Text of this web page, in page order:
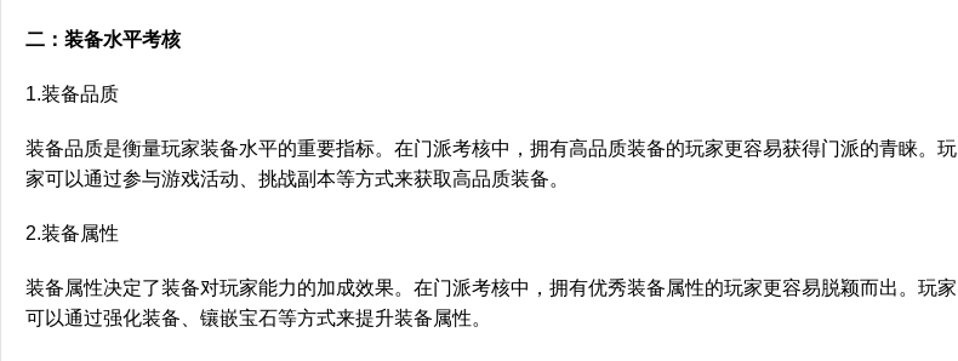
二：装备水平考核
1.装备品质
装备品质是衡量玩家装备水平的重要指标。在门派考核中，拥有高品质装备的玩家更容易获得门派的青睐。玩
家可以通过参与游戏活动、挑战副本等方式来获取高品质装备。
2.装备属性
装备属性决定了装备对玩家能力的加成效果。在门派考核中，拥有优秀装备属性的玩家更容易脱颖而出。玩家
可以通过强化装备、镶嵌宝石等方式来提升装备属性。